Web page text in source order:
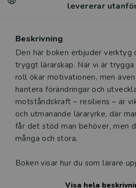
levererar
Beskrivning
Beskrivning
Den här boken erbjuder
tryggt lärarskap. När vi är
roll ökar motivationen, men
hantera förändringar och
motståndskraft – resiliens – är
och utmanande läraryrke, där
får det stöd man behöver, men
många och stora.
Boken visar hur du som lärare
Visa hela